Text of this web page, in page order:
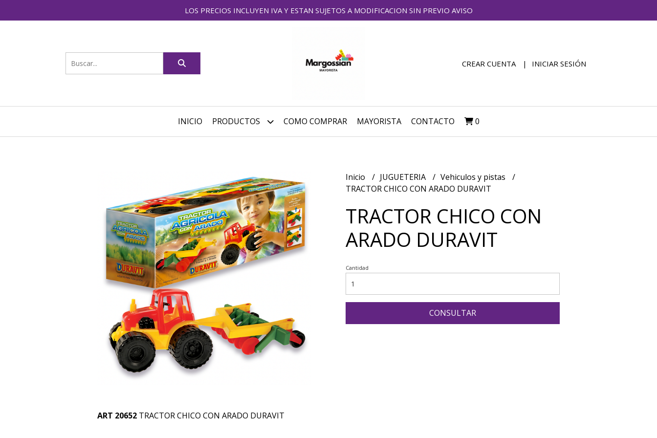
LOS PRECIOS INCLUYEN IVA Y ESTAN SUJETOS A MODIFICACION SIN PREVIO AVISO
CREAR CUENTA INICIAR SESIÓN
INICIO PRODUCTOS COMO COMPRAR MAYORISTA CONTACTO 0
ART 20652 TRACTOR CHICO CON ARADO DURAVIT
Inicio JUGUETERIA
Vehiculos y pistas
TRACTOR CHICO CON ARADO DURAVIT
TRACTOR CHICO CON
ARADO DURAVIT
Cantidad
CONSULTAR